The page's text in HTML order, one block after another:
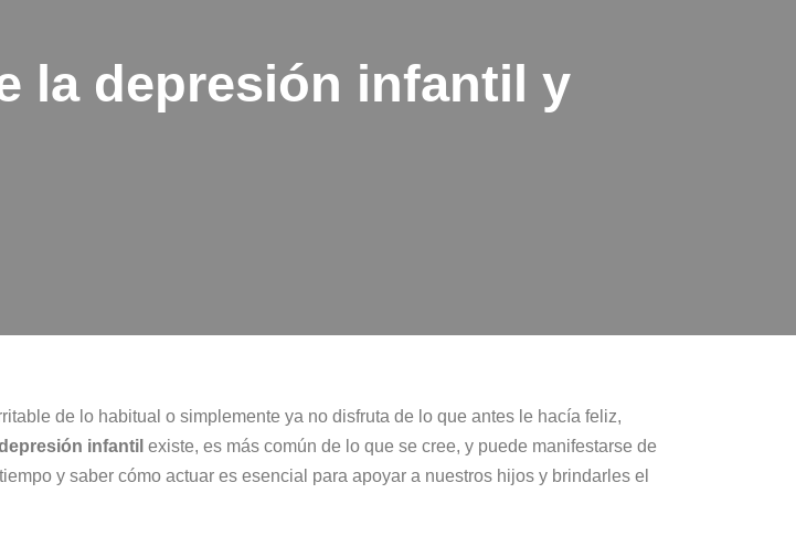
la depresión infantil y
de lo habitual o simplemente ya no disfruta de lo que antes le hacía feliz,
infantil existe, es más común de lo que se cree, y puede manifestarse de
y saber cómo actuar es esencial para apoyar a nuestros hijos y brindarles el